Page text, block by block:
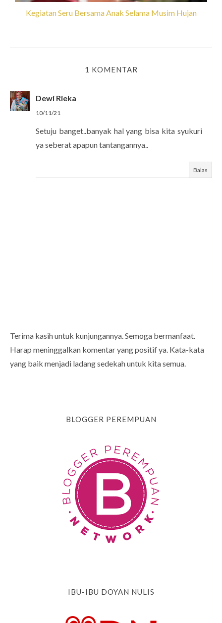
Kegiatan Seru Bersama Anak Selama Musim Hujan
1 KOMENTAR
Dewi Rieka
10/11/21
Setuju banget..banyak hal yang bisa kita syukuri
ya seberat apapun tantangannya..
Balas
Terima kasih untuk kunjungannya. Semoga bermanfaat.
Harap meninggalkan komentar yang positif ya. Kata-kata
yang baik menjadi ladang sedekah untuk kita semua.
BLOGGER PEREMPUAN
IBU-IBU DOYAN NULIS